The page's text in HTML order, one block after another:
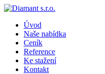
Úvod
Naše nabídka
Ceník
Reference
Ke stažení
Kontakt